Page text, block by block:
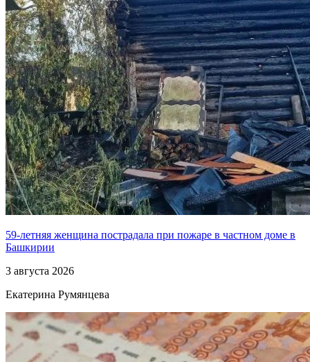
59-летняя женщина пострадала при пожаре в частном доме в
Башкирии
3 августа 2026
Екатерина Румянцева